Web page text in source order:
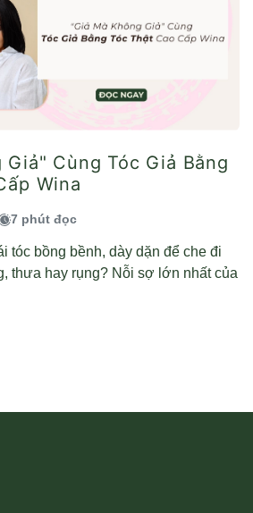
Giả" Cùng Tóc Giả Bằng
Wina
7 phút đọc
tóc bồng bềnh, dày dặn để che đi
thưa hay rụng? Nỗi sợ lớn nhất của